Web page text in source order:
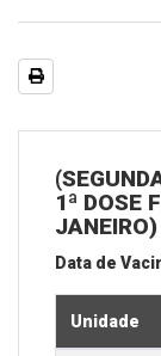
1ª DOSE
JANEIRO)
Data de
Unidade